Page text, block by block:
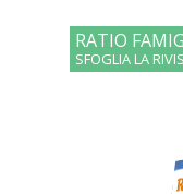
RATIO
SFOGLIA LA